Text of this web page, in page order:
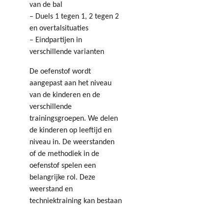
van de bal
– Duels 1 tegen 1, 2 tegen 2
en overtalsituaties
– Eindpartijen in
verschillende varianten
De oefenstof wordt
aangepast aan het niveau
van de kinderen en de
verschillende
trainingsgroepen. We delen
de kinderen op leeftijd en
niveau in. De weerstanden
of de methodiek in de
oefenstof spelen een
belangrijke rol. Deze
weerstand en
techniektraining kan bestaan